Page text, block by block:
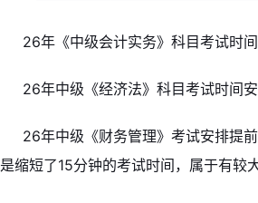
26年《中级会计实务》科目考试时
26年中级《经济法》科目考试时间
26年中级《财务管理》考试安排提
是缩短了15分钟的考试时间，属于有较大